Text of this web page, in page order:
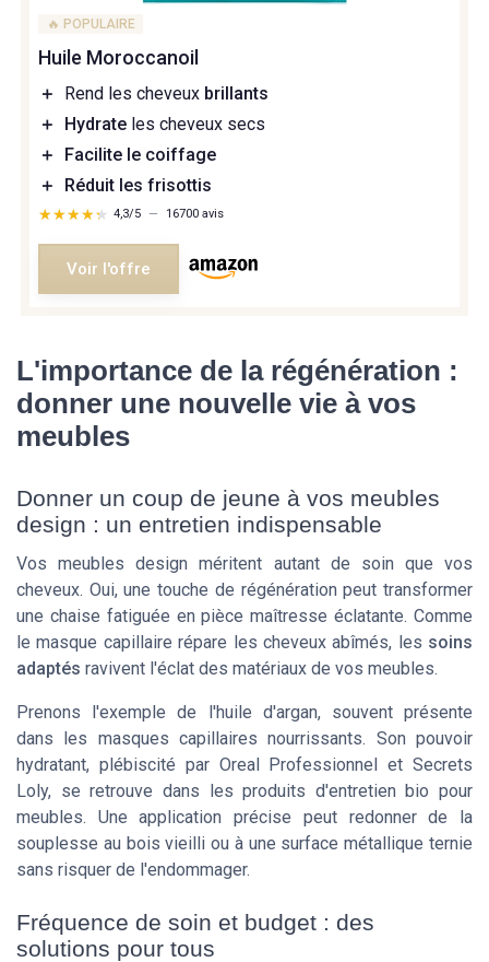
🔥 POPULAIRE
Huile Moroccanoil
＋ Rend les cheveux brillants
＋
Hydrate les cheveux secs
＋
Facilite le coiffage
＋
Réduit les frisottis
★★★★★
★★★★★ 4,3/5 — 16700 avis
Voir l'offre
L'importance de la régénération :
donner une nouvelle vie à vos
meubles
Donner un coup de jeune à vos meubles
design : un entretien indispensable
Vos meubles design méritent autant de soin que vos
cheveux. Oui, une touche de régénération peut transformer
une chaise fatiguée en pièce maîtresse éclatante. Comme
le masque capillaire répare les cheveux abîmés, les soins
adaptés ravivent l'éclat des matériaux de vos meubles.
Prenons l'exemple de l'huile d'argan, souvent présente
dans les masques capillaires nourrissants. Son pouvoir
hydratant, plébiscité par Oreal Professionnel et Secrets
Loly, se retrouve dans les produits d'entretien bio pour
meubles. Une application précise peut redonner de la
souplesse au bois vieilli ou à une surface métallique ternie
sans risquer de l'endommager.
Fréquence de soin et budget : des
solutions pour tous